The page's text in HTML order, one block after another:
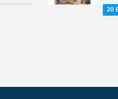
20